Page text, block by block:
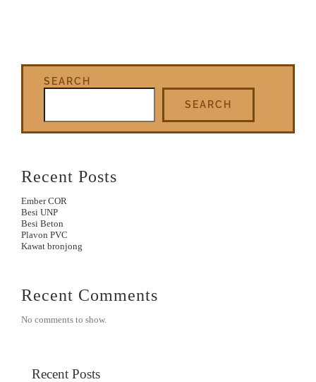
SEARCH
SEARCH
Recent Posts
Ember COR
Besi UNP
Besi Beton
Plavon PVC
Kawat bronjong
Recent Comments
No comments to show.
Recent Posts